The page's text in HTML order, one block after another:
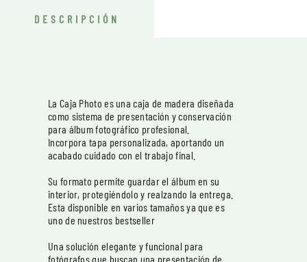
DESCRIPCIÓN
La Caja Photo es una caja de madera diseñada
como sistema de presentación y conservación
para álbum fotográfico profesional.
Incorpora tapa personalizada, aportando un
acabado cuidado con el trabajo final.
Su formato permite guardar el álbum en su
interior, protegiéndolo y realzando la entrega.
Esta disponible en varios tamaños ya que es
uno de nuestros bestseller
Una solución elegante y funcional para
fotógrafos que buscan una presentación de